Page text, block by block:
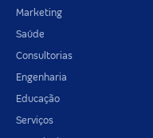
Marketing
Saúde
Consultorias
Engenharia
Educação
Serviços